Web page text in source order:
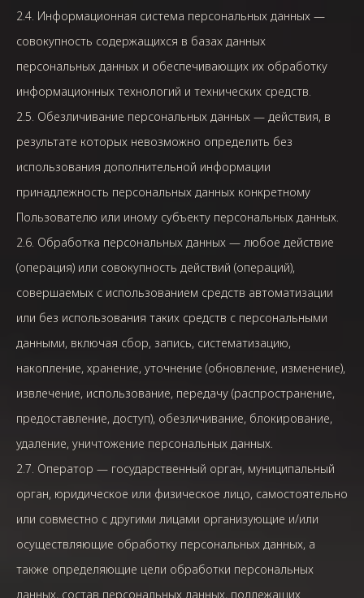
2.4. Информационная система персональных данных —
совокупность содержащихся в базах данных
персональных данных и обеспечивающих их обработку
информационных технологий и технических средств.
2.5. Обезличивание персональных данных — действия, в
результате которых невозможно определить без
использования дополнительной информации
принадлежность персональных данных конкретному
Пользователю или иному субъекту персональных данных.
2.6. Обработка персональных данных — любое действие
(операция) или совокупность действий (операций),
совершаемых с использованием средств автоматизации
или без использования таких средств с персональными
данными, включая сбор, запись, систематизацию,
накопление, хранение, уточнение (обновление, изменение),
извлечение, использование, передачу (распространение,
предоставление, доступ), обезличивание, блокирование,
удаление, уничтожение персональных данных.
2.7. Оператор — государственный орган, муниципальный
орган, юридическое или физическое лицо, самостоятельно
или совместно с другими лицами организующие и/или
осуществляющие обработку персональных данных, а
также определяющие цели обработки персональных
данных, состав персональных данных, подлежащих